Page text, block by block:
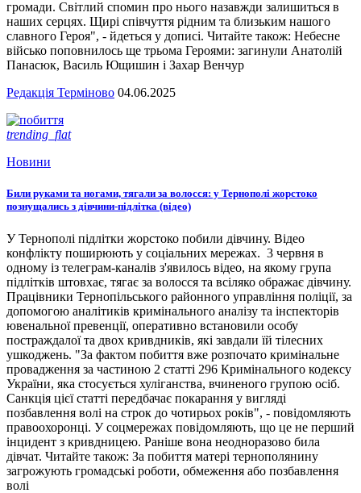
громади. Світлий спомин про нього назавжди залишиться в
наших серцях. Щирі співчуття рідним та близьким нашого
славного Героя", - йдеться у дописі. Читайте також: Небесне
військо поповнилось ще трьома Героями: загинули Анатолій
Панасюк, Василь Ющишин і Захар Венчур
Редакція Терміново 04.06.2025
trending_flat
Новини
Били руками та ногами, тягали за волосся: у Тернополі жорстоко
познущались з дівчини-підлітка (відео)
У Тернополі підлітки жорстоко побили дівчину. Відео
конфлікту поширюють у соціальних мережах. 3 червня в
одному із телеграм-каналів з'явилось відео, на якому група
підлітків штовхає, тягає за волосся та всіляко ображає дівчину.
Працівники Тернопільського районного управління поліції, за
допомогою аналітиків кримінального аналізу та інспекторів
ювенальної превенції, оперативно встановили особу
постраждалої та двох кривдників, які завдали їй тілесних
ушкоджень. "За фактом побиття вже розпочато кримінальне
провадження за частиною 2 статті 296 Кримінального кодексу
України, яка стосується хуліганства, вчиненого групою осіб.
Санкція цієї статті передбачає покарання у вигляді
позбавлення волі на строк до чотирьох років", - повідомляють
правоохоронці. У соцмережах повідомляють, що це не перший
інцидент з кривдницею. Раніше вона неодноразово била
дівчат. Читайте також: За побиття матері тернополянину
загрожують громадські роботи, обмеження або позбавлення
волі